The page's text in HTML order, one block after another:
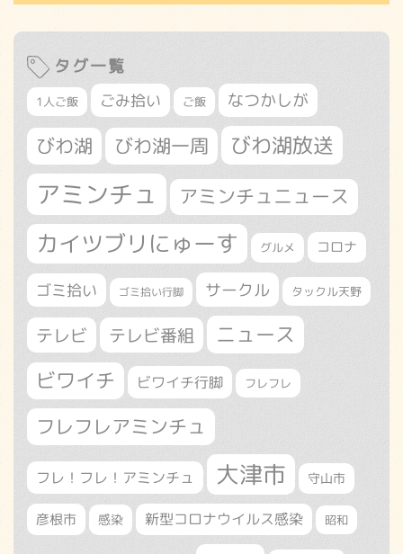
タグ一覧
1人ご飯 ごみ拾い ご飯 なつかしが
びわ湖 びわ湖一周 びわ湖放送
アミンチュ アミンチュニュース
カイツブリにゅーす グルメ コロナ
ゴミ拾い ゴミ拾い行脚 サークル タックル天野
テレビ テレビ番組 ニュース
ビワイチ ビワイチ行脚 フレフレ
フレフレアミンチュ
フレ！フレ！アミンチュ 大津市 守山市
彦根市 感染 新型コロナウイルス感染 昭和